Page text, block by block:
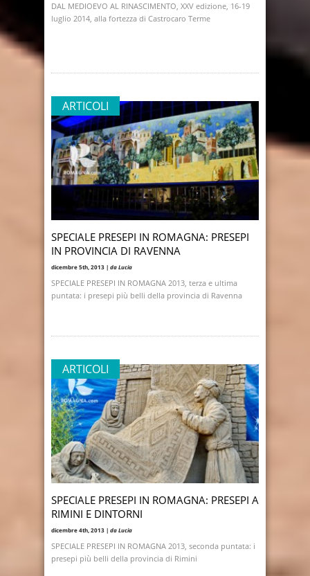
DAL MEDIOEVO AL RINASCIMENTO, XXV edizione, 16-19
luglio 2014, alla fortezza di Castrocaro Terme
ARTICOLI
SPECIALE PRESEPI IN ROMAGNA: PRESEPI
IN PROVINCIA DI RAVENNA
dicembre 5th, 2013 | da Lucia
SPECIALE PRESEPI IN ROMAGNA 2013, terza e ultima
puntata: i presepi più belli della provincia di Ravenna
ARTICOLI
SPECIALE PRESEPI IN ROMAGNA: PRESEPI A
RIMINI E DINTORNI
dicembre 4th, 2013 | da Lucia
SPECIALE PRESEPI IN ROMAGNA 2013, seconda puntata: i
presepi più belli della provincia di Rimini